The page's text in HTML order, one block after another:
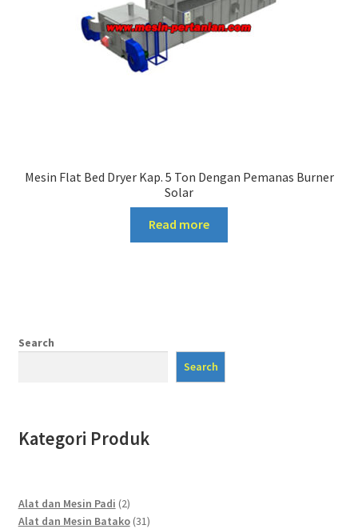
Mesin Flat Bed Dryer Kap. 5 Ton Dengan Pemanas Burner
Solar
Read more
Search
Search
Kategori Produk
Alat dan Mesin Padi 22
products
Alat dan Mesin Batako 3131